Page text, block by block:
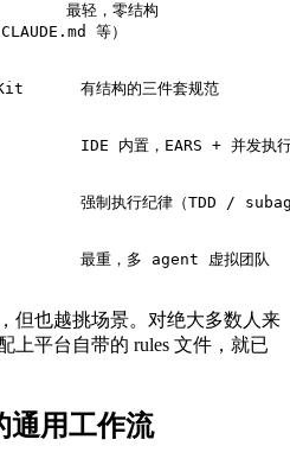
最轻，零结构
等）
有结构的三件套规范
IDE 内置，EARS + 并发执
强制执行纪律（TDD /
最重，多 agent 虚拟团队
但也越挑场景。对绝大多数人来
上平台自带的 rules 文件，就已
通用工作流